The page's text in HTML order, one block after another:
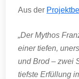
Aus der
„Der Mythos
einer tiefen,
und Brod – zwei
tiefste Erfüllung